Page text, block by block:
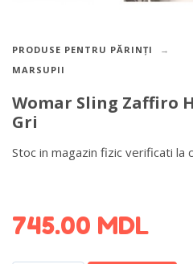
PRODUSE PENTRU PĂRINȚI
MARSUPII
Womar Sling Zaffiro
Gri
Stoc in magazin fizic verificati la
745.00 MDL